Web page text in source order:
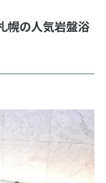
幌の人気岩盤浴